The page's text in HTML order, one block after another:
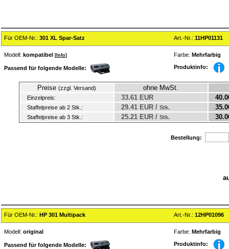
Für OEM-Nr.: 301 XL Spar-Satz Art.-Nr.: 11HP01131
Modell: kompatibel [ Info] Farbe: Mehrfarbig
Passend für folgende Modelle: Produktinfo:
Preise (zzgl. Versand) ohne MwSt.
Einzelpreis: 33.61 EUR
Staffelpreise ab 2 Stk.: 29.41 EUR / Stk.
Staffelpreise ab 3 Stk.: 25.21 EUR / Stk.
Bestellung:
Für OEM-Nr.: HP 301 Multipack Art.-Nr.: 12HP01096
Modell: original Farbe: Mehrfarbig
Passend für folgende Modelle: Produktinfo: